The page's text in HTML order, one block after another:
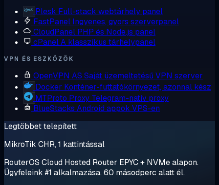
Plesk Full-stack webtárhely panel
FastPanel Ingyenes, gyors szerverpanel
CloudPanel PHP és Node.js panel
cPanelA klasszikus tárhelypanel
VPN ÉS ESZKÖZÖK
OpenVPN AS Saját üzemeltetésű VPN szerver
Docker Konténer-futtatókörnyezet, azonnal kész
MTProto Proxy Telegram-natív proxy
BlueStacks Android appok VPS-en
Legtöbbet telepített
MikroTik CHR, 1 kattintással
RouterOS Cloud Hosted Router EPYC + NVMe alapon.
Ügyfeleink #1 alkalmazása. 60 másodperc alatt él.